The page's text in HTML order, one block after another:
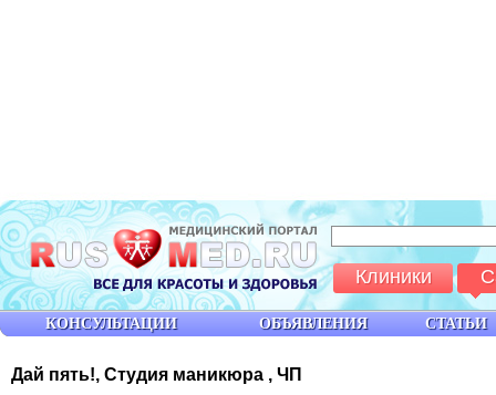
Дай пять!, Студия маникюра , ЧП
КОНСУЛЬТАЦИИ ОБЪЯВЛЕНИЯ СТАТЬИ
Клиники